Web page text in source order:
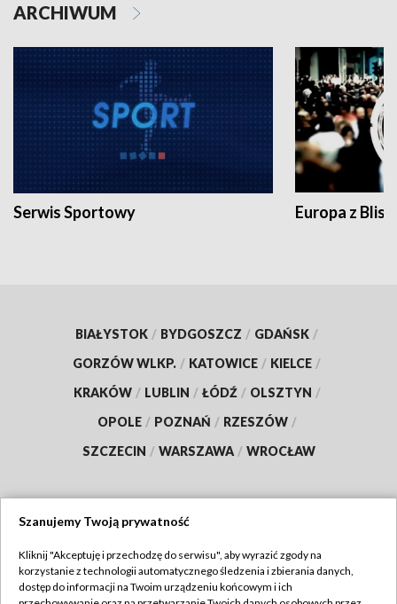
ARCHIWUM
Serwis Sportowy Europa z
BIAŁYSTOK / BYDGOSZCZ / GDAŃSK /
GORZÓW WLKP. / KATOWICE / KIELCE /
KRAKÓW / LUBLIN / ŁÓDŹ / OLSZTYN /
OPOLE / POZNAŃ / RZESZÓW /
SZCZECIN / WARSZAWA / WROCŁAW
TVP
Szanujemy Twoją prywatność
Kliknij "Akceptuję i przechodzę do serwisu", aby wyrazić zgody na
korzystanie z technologii automatycznego śledzenia i zbierania danych,
dostęp do informacji na Twoim urządzeniu końcowym i ich